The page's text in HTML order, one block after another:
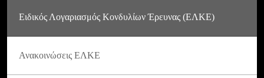
Ειδικός Λογαριασμός Κονδυλίων Έρευνας (ΕΛΚΕ)
Ανακοινώσεις ΕΛΚΕ